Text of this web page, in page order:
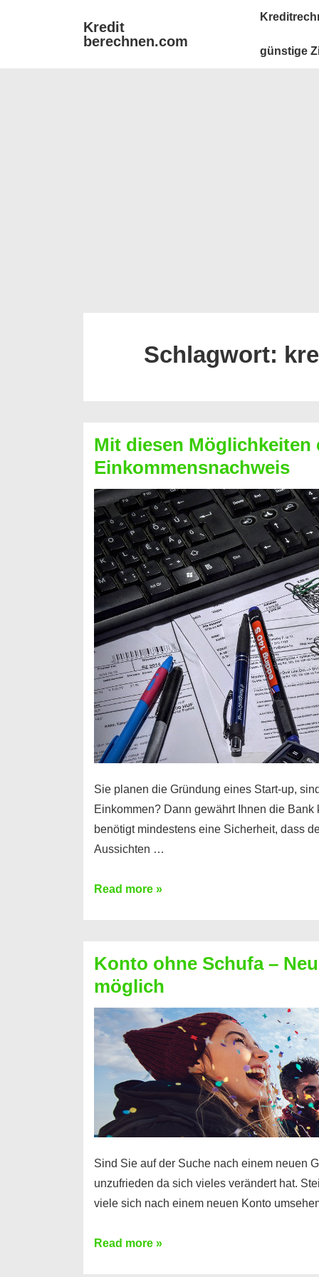
Kredit
berechnen.com
Main
günstige
Schlagwort:
Mit diesen Möglichkeiten
Einkommensnachweis
Sie planen die Gründung eines Start-up,
Einkommen? Dann gewährt Ihnen die
benötigt mindestens eine Sicherheit, dass
Aussichten …
Mit
Sie
einen
Kredit
ohne
Einkommensnachweis
Read more »
Konto ohne Schufa –
möglich
Sind Sie auf der Suche nach einem neuen
unzufrieden da sich vieles verändert hat.
viele sich nach einem neuen Konto
Konto
Read more »